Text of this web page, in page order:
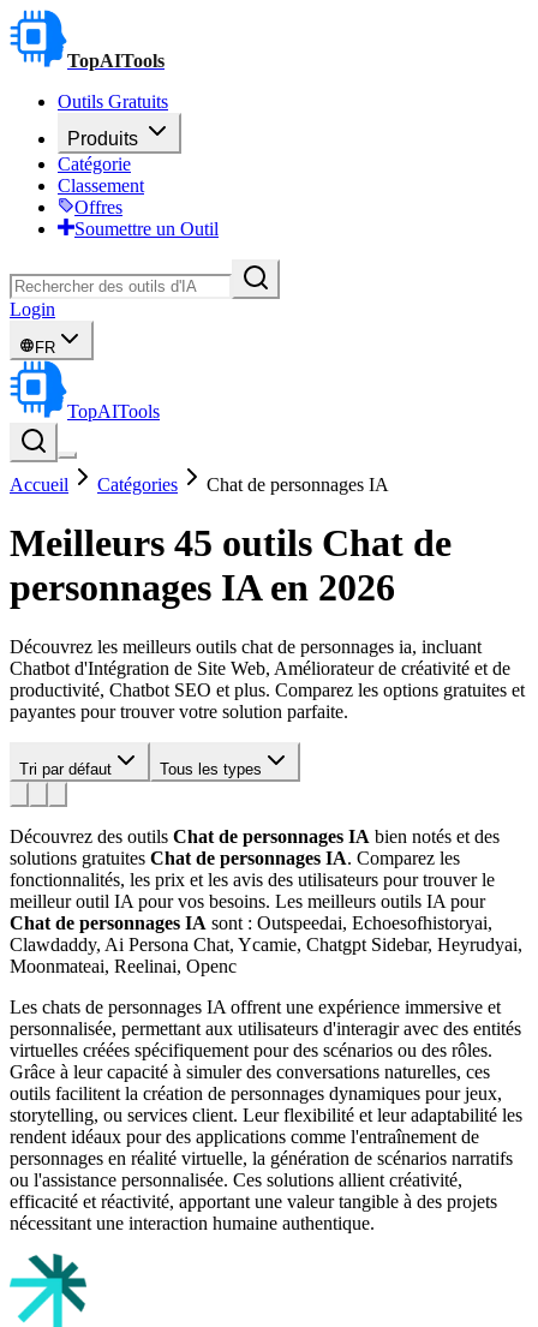
TopAITools
Outils Gratuits
Produits
Catégorie
Classement
Offres
Soumettre un Outil
Login
FR
TopAITools
Accueil Catégories Chat de personnages IA
Meilleurs 45 outils Chat de
personnages IAen 2026
Découvrez les meilleurs outils chat de personnages ia, incluant
Chatbot d'Intégration de Site Web, Améliorateur de créativité et de
productivité, Chatbot SEO et plus. Comparez les options gratuites et
payantes pour trouver votre solution parfaite.
Tri par défaut Tous les types
Découvrez des outils Chat de personnages IA bien notés et des
solutions gratuites Chat de personnages IA. Comparez les
fonctionnalités, les prix et les avis des utilisateurs pour trouver le
meilleur outil IA pour vos besoins. Les meilleurs outils IA pour
Chat de personnages IA sont : Outspeedai, Echoesofhistoryai,
Clawdaddy, Ai Persona Chat, Ycamie, Chatgpt Sidebar, Heyrudyai,
Moonmateai, Reelinai, Openc
Les chats de personnages IA offrent une expérience immersive et
personnalisée, permettant aux utilisateurs d'interagir avec des entités
virtuelles créées spécifiquement pour des scénarios ou des rôles.
Grâce à leur capacité à simuler des conversations naturelles, ces
outils facilitent la création de personnages dynamiques pour jeux,
storytelling, ou services client. Leur flexibilité et leur adaptabilité les
rendent idéaux pour des applications comme l'entraînement de
personnages en réalité virtuelle, la génération de scénarios narratifs
ou l'assistance personnalisée. Ces solutions allient créativité,
efficacité et réactivité, apportant une valeur tangible à des projets
nécessitant une interaction humaine authentique.